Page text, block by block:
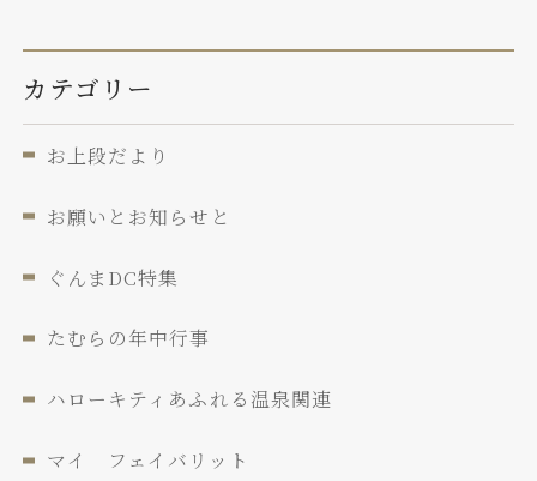
カテゴリー
お上段だより
お願いとお知らせと
ぐんまDC特集
たむらの年中行事
ハローキティあふれる温泉関連
マイ フェイバリット